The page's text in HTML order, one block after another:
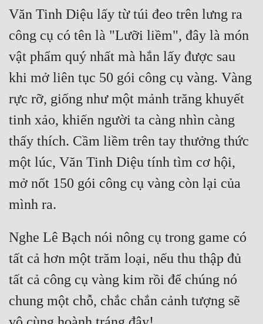
Văn Tinh Diệu lấy từ túi đeo trên lưng ra
công cụ có tên là "Lưỡi liềm", đây là món
vật phẩm quý nhất mà hắn lấy được sau
khi mở liên tục 50 gói công cụ vàng. Vàng
rực rỡ, giống như một mảnh trăng khuyết
tinh xảo, khiến người ta càng nhìn càng
thấy thích. Cầm liềm trên tay thưởng thức
một lúc, Văn Tinh Diệu tính tìm cơ hội,
mở nốt 150 gói công cụ vàng còn lại của
Nghe Lê Bạch nói nông cụ trong game có
tất cả hơn một trăm loại, nếu thu thập đủ
tất cả công cụ vàng kim rồi để chúng nó
chung một chỗ, chắc chắn cảnh tượng sẽ